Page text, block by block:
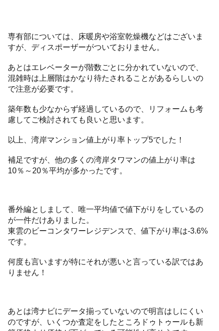
専有部については、床暖房や浴室乾燥機などはございま
すが、ディスポーザーがついておりません。
あとはエレベーターが階数ごとに分かれていないので、
混雑時は上層階はかなり待たされることがあるらしいの
で注意が必要です。
築年数も少なからず経過しているので、リフォームも考
慮してご検討されても良いと思います。
以上、湾岸マンション値上がり率トップ5でした！
補足ですが、他の多くの湾岸タワマンの値上がり率は
10％～20％平均が多かったです。
番外編としまして、唯一平均値で値下がりをしているの
が一件だけありました。
東雲のビーコンタワーレジデンスで、値下がり率は-3.6%
です。
何度も言いますが特にそれが悪いと言っている訳ではあ
りません！
あとは湾ナビにデータ揃っていないので明言はしにくい
のですが、いくつか査定をしたところドゥトゥールも新